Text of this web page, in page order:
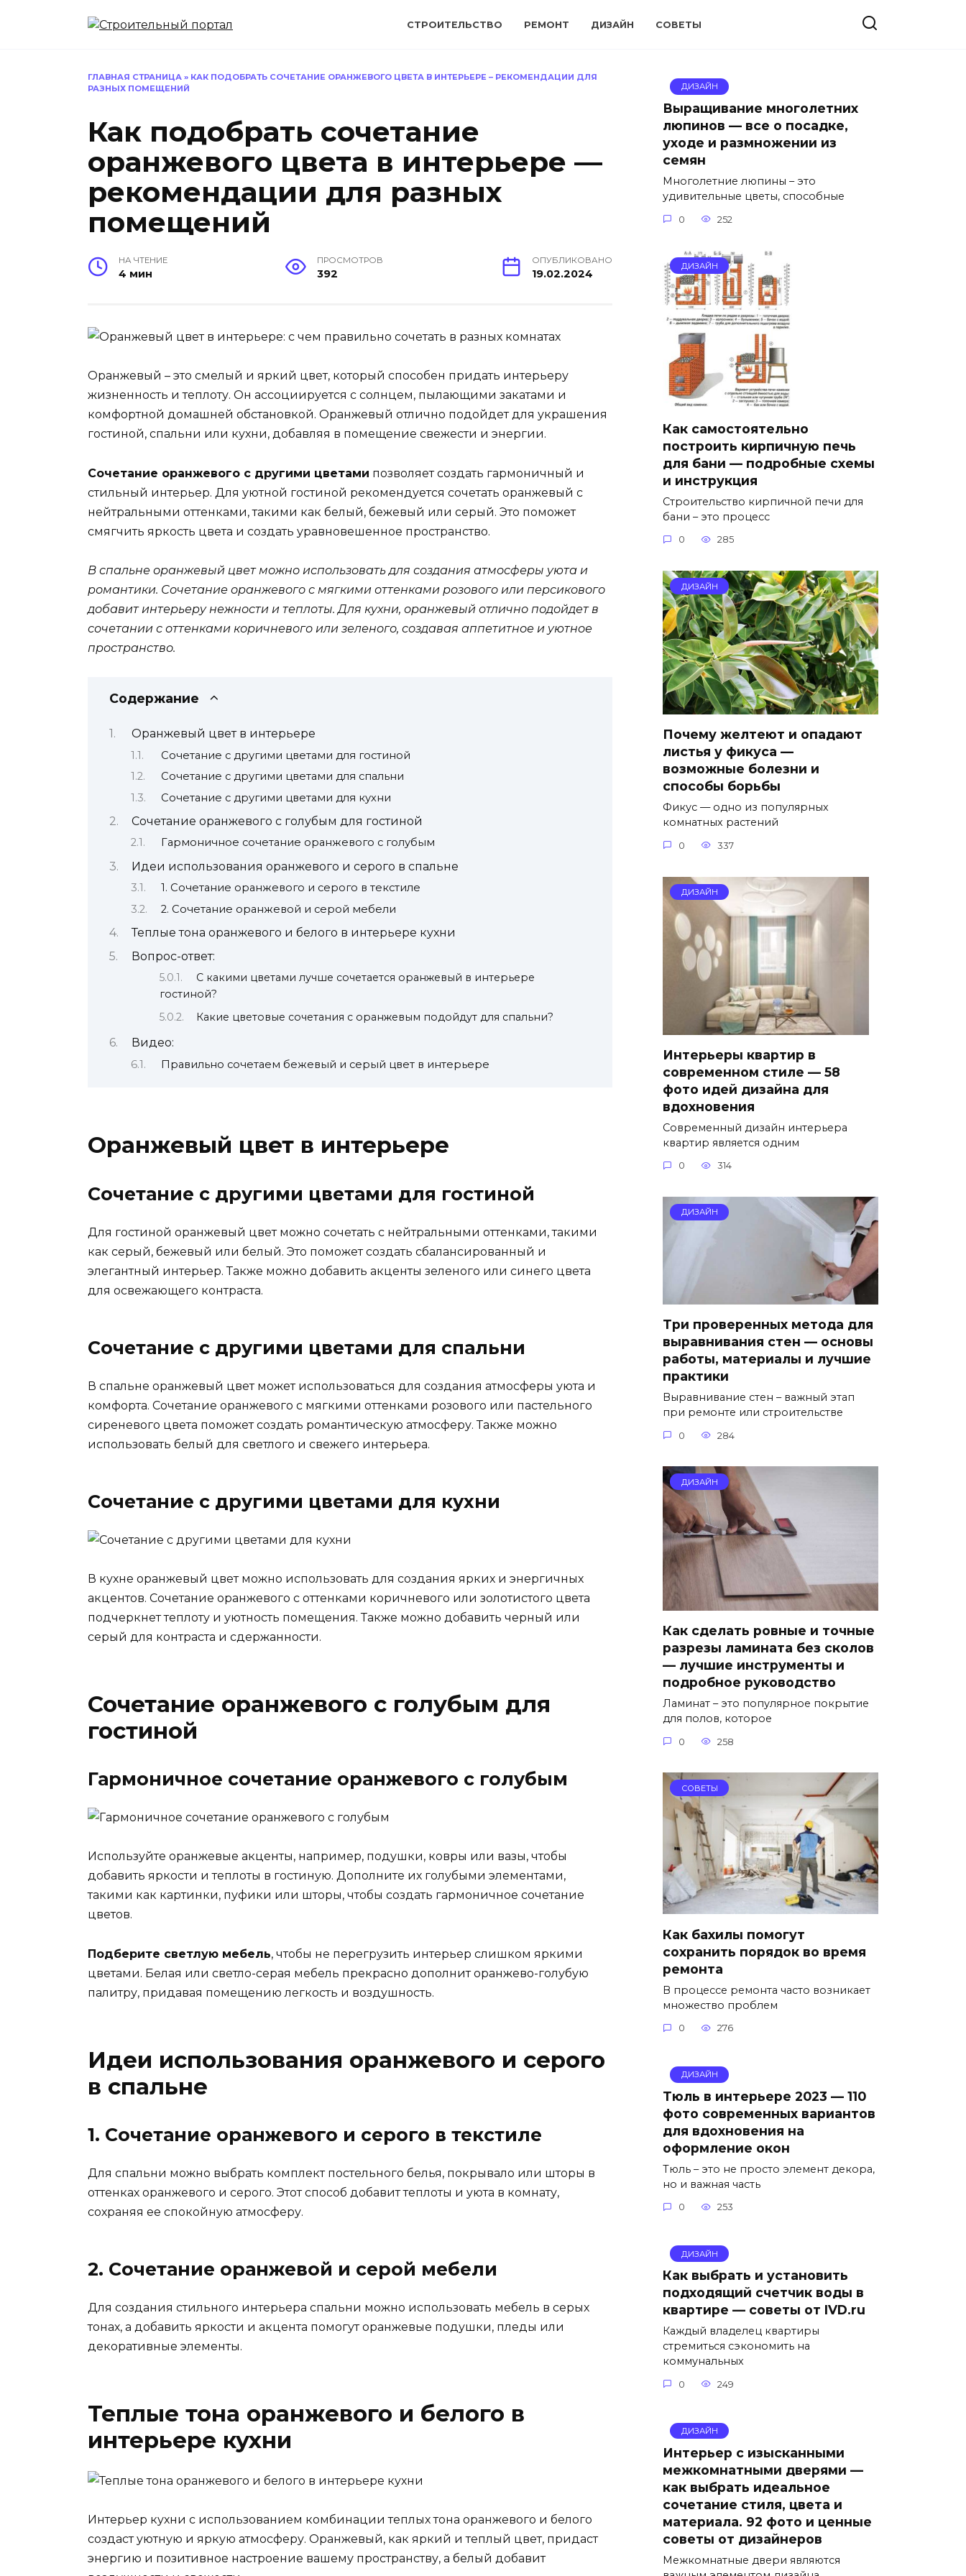
СТРОИТЕЛЬСТВО РЕМОНТ ДИЗАЙН СОВЕТЫ
ГЛАВНАЯ СТРАНИЦА » КАК ПОДОБРАТЬ СОЧЕТАНИЕ ОРАНЖЕВОГО ЦВЕТА В ИНТЕРЬЕРЕ – РЕКОМЕНДАЦИИ ДЛЯ
РАЗНЫХ ПОМЕЩЕНИЙ
Как подобрать сочетание
оранжевого цвета в интерьере —
рекомендации для разных
помещений
НА ЧТЕНИЕ
4 мин
ПРОСМОТРОВ
392
ОПУБЛИКОВАНО
19.02.2024
Оранжевый – это смелый и яркий цвет, который способен придать интерьеру
жизненность и теплоту. Он ассоциируется с солнцем, пылающими закатами и
комфортной домашней обстановкой. Оранжевый отлично подойдет для украшения
гостиной, спальни или кухни, добавляя в помещение свежести и энергии.
Сочетание оранжевого с другими цветами позволяет создать гармоничный и
стильный интерьер. Для уютной гостиной рекомендуется сочетать оранжевый с
нейтральными оттенками, такими как белый, бежевый или серый. Это поможет
смягчить яркость цвета и создать уравновешенное пространство.
В спальне оранжевый цвет можно использовать для создания атмосферы уюта и
романтики. Сочетание оранжевого с мягкими оттенками розового или персикового
добавит интерьеру нежности и теплоты. Для кухни, оранжевый отлично подойдет в
сочетании с оттенками коричневого или зеленого, создавая аппетитное и уютное
пространство.
Содержание
Оранжевый цвет в интерьере
Сочетание с другими цветами для гостиной
Сочетание с другими цветами для спальни
Сочетание с другими цветами для кухни
Сочетание оранжевого с голубым для гостиной
Гармоничное сочетание оранжевого с голубым
Идеи использования оранжевого и серого в спальне
1. Сочетание оранжевого и серого в текстиле
2. Сочетание оранжевой и серой мебели
Теплые тона оранжевого и белого в интерьере кухни
Вопрос-ответ:
С какими цветами лучше сочетается оранжевый в интерьере
гостиной?
Какие цветовые сочетания с оранжевым подойдут для спальни?
Видео:
Правильно сочетаем бежевый и серый цвет в интерьере
Оранжевый цвет в интерьере
Сочетание с другими цветами для гостиной
Для гостиной оранжевый цвет можно сочетать с нейтральными оттенками, такими
как серый, бежевый или белый. Это поможет создать сбалансированный и
элегантный интерьер. Также можно добавить акценты зеленого или синего цвета
для освежающего контраста.
Сочетание с другими цветами для спальни
В спальне оранжевый цвет может использоваться для создания атмосферы уюта и
комфорта. Сочетание оранжевого с мягкими оттенками розового или пастельного
сиреневого цвета поможет создать романтическую атмосферу. Также можно
использовать белый для светлого и свежего интерьера.
Сочетание с другими цветами для кухни
В кухне оранжевый цвет можно использовать для создания ярких и энергичных
акцентов. Сочетание оранжевого с оттенками коричневого или золотистого цвета
подчеркнет теплоту и уютность помещения. Также можно добавить черный или
серый для контраста и сдержанности.
Сочетание оранжевого с голубым для
гостиной
Гармоничное сочетание оранжевого с голубым
Используйте оранжевые акценты, например, подушки, ковры или вазы, чтобы
добавить яркости и теплоты в гостиную. Дополните их голубыми элементами,
такими как картинки, пуфики или шторы, чтобы создать гармоничное сочетание
цветов.
Подберите светлую мебель, чтобы не перегрузить интерьер слишком яркими
цветами. Белая или светло-серая мебель прекрасно дополнит оранжево-голубую
палитру, придавая помещению легкость и воздушность.
Идеи использования оранжевого и серого
в спальне
1. Сочетание оранжевого и серого в текстиле
Для спальни можно выбрать комплект постельного белья, покрывало или шторы в
оттенках оранжевого и серого. Этот способ добавит теплоты и уюта в комнату,
сохраняя ее спокойную атмосферу.
2. Сочетание оранжевой и серой мебели
Для создания стильного интерьера спальни можно использовать мебель в серых
тонах, а добавить яркости и акцента помогут оранжевые подушки, пледы или
декоративные элементы.
Теплые тона оранжевого и белого в
интерьере кухни
Интерьер кухни с использованием комбинации теплых тона оранжевого и белого
создаст уютную и яркую атмосферу. Оранжевый, как яркий и теплый цвет, придаст
энергию и позитивное настроение вашему пространству, а белый добавит
ДИЗАЙН
Выращивание многолетних
люпинов — все о посадке,
уходе и размножении из
семян
Многолетние люпины – это
удивительные цветы, способные
0 252
ДИЗАЙН
Как самостоятельно
построить кирпичную печь
для бани — подробные схемы
и инструкция
Строительство кирпичной печи для
бани – это процесс
0 285
ДИЗАЙН
Почему желтеют и опадают
листья у фикуса —
возможные болезни и
способы борьбы
Фикус — одно из популярных
комнатных растений
0 337
ДИЗАЙН
Интерьеры квартир в
современном стиле — 58
фото идей дизайна для
вдохновения
Современный дизайн интерьера
квартир является одним
0 314
ДИЗАЙН
Три проверенных метода для
выравнивания стен — основы
работы, материалы и лучшие
практики
Выравнивание стен – важный этап
при ремонте или строительстве
0 284
ДИЗАЙН
Как сделать ровные и точные
разрезы ламината без сколов
— лучшие инструменты и
подробное руководство
Ламинат – это популярное покрытие
для полов, которое
0 258
СОВЕТЫ
Как бахилы помогут
сохранить порядок во время
ремонта
В процессе ремонта часто возникает
множество проблем
0 276
ДИЗАЙН
Тюль в интерьере 2023 — 110
фото современных вариантов
для вдохновения на
оформление окон
Тюль – это не просто элемент декора,
но и важная часть
0 253
ДИЗАЙН
Как выбрать и установить
подходящий счетчик воды в
квартире — советы от IVD.ru
Каждый владелец квартиры
стремиться сэкономить на
коммунальных
0 249
ДИЗАЙН
Интерьер с изысканными
межкомнатными дверями —
как выбрать идеальное
сочетание стиля, цвета и
материала. 92 фото и ценные
советы от дизайнеров
Межкомнатные двери являются